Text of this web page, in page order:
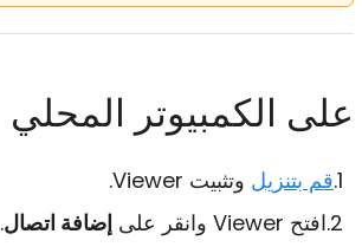
على الكمبيوتر المحلي
قم بتنزيل وتثبيت Viewer.
افتح Viewer وانقر على
إضافة اتصال.